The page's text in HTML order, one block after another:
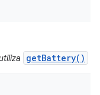
getBattery()